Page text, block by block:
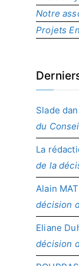
Notre
Projets
Slade
du
La
de la
Alain
décision
Eliane
décision